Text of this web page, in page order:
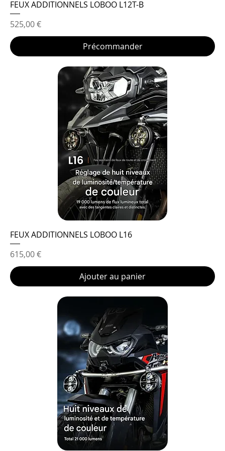
FEUX ADDITIONNELS LOBOO L12T-B
Prix
525,00 €
Précommander
FEUX ADDITIONNELS LOBOO L16
Prix
615,00 €
Ajouter au panier